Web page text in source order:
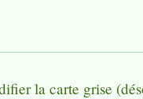
la carte grise